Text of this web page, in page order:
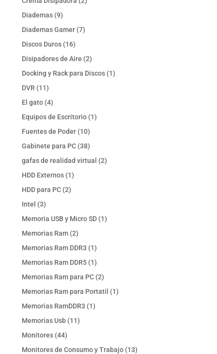
Diademas 99
productos
Diademas Gamer 77
Discos Duros 1616
productos
Disipadores de Aire 22
productos
Docking y Rack para Discos 11
DVR 1111
productos
El gato 44
productos
Equipos de Escritorio 11
Fuentes de Poder 1010
productos
Gabinete para PC 3838
productos
gafas de realidad virtual 22
HDD Externos 11
HDD para PC 22
Intel 33
productos
Memoria USB y Micro SD 11
Memorias Ram 22
productos
Memorias Ram DDR3 11
producto
Memorias Ram DDR5 11
producto
Memorias Ram para PC 22
productos
Memorias Ram para Portatil 11
Memorias RamDDR3 11
Memorias Usb 1111
Monitores 4444
productos
Monitores de Consumo y Trabajo 1313